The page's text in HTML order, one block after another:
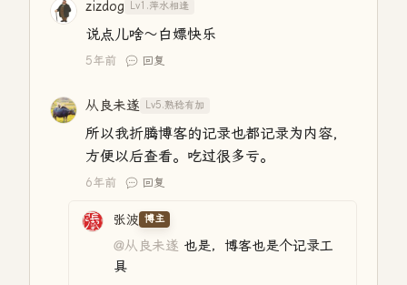
zizdog Lv1.萍水相逢
说点儿啥～白嫖快乐
5年前 回复
从良未遂 Lv5.熟稔有加
所以我折腾博客的记录也都记录为内容，
方便以后查看。吃过很多亏。
6年前 回复
张波 博主
@从良未遂 也是，博客也是个记录工
具